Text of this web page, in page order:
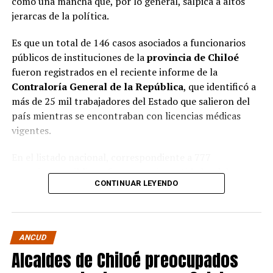
jerarcas de la política.
Es que un total de 146 casos asociados a funcionarios
públicos de instituciones de laprovincia de Chiloé
fueron registrados en el reciente informe de la
Contraloría General de la República, que identificó a
más de 25 mil trabajadores del Estado que salieron del
país mientras se encontraban con licencias médicas
vigentes.
organismos públicos, figuran varias entidades del
Municipalidad de Castro
dentro de la provincia. Le siguen laCorporación
Municipal de Quellón
Municipal de Curaco de Vélez
Salud Chiloé , con 11 . También figuran la
CONTINUAR LEYENDO
ANCUD
Alcaldes de Chiloé preocupados